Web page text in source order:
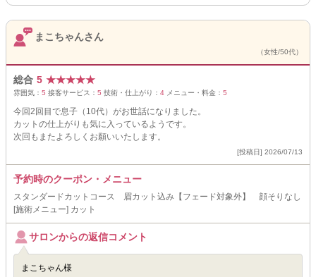
まこちゃんさん
（女性/50代）
総合 5 ★★★★★
雰囲気： 5 接客サービス： 5 技術・仕上がり： 4 メニュー・料金： 5
今回2回目で息子（10代）がお世話になりました。
カットの仕上がりも気に入っているようです。
次回もまたよろしくお願いいたします。
[投稿日] 2026/07/13
予約時のクーポン・メニュー
スタンダードカットコース 眉カット込み【フェード対象外】 顔そりなし
[施術メニュー] カット
サロンからの返信コメント
まこちゃん様